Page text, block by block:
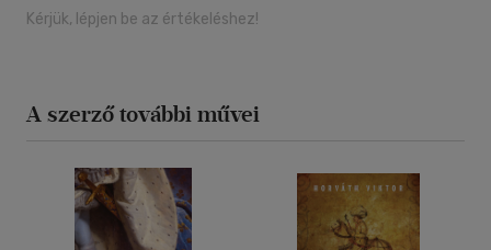
Kérjük, lépjen be az értékeléshez!
A szerző további művei